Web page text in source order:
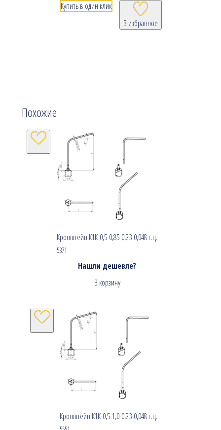
В избранное
Купить в один клик
Похожие
Кронштейн К1К-0,5-0,85-0,23-0,048 г.ц.
5371
Нашли дешевле?
В корзину
Кронштейн К1К-0,5-1,0-0,23-0,048 г.ц.